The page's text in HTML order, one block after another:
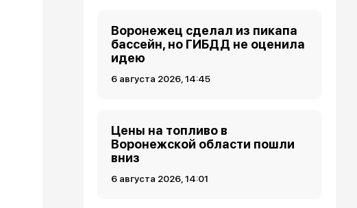
Воронежец сделал из пикапа
бассейн, но ГИБДД не оценила
идею
6 августа 2026, 14:45
Цены на топливо в
Воронежской области пошли
вниз
6 августа 2026, 14:01